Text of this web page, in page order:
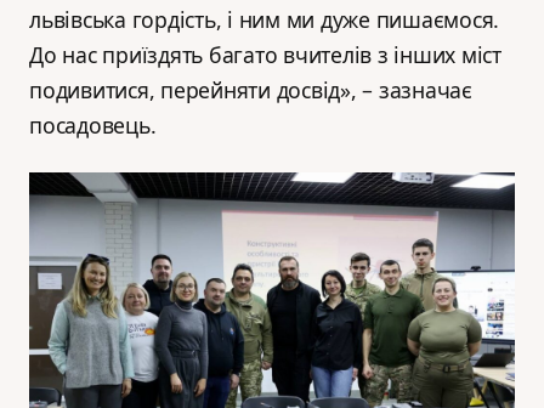
львівська гордість, і ним ми дуже пишаємося.
До нас приїздять багато вчителів з інших міст
подивитися, перейняти досвід», – зазначає
посадовець.